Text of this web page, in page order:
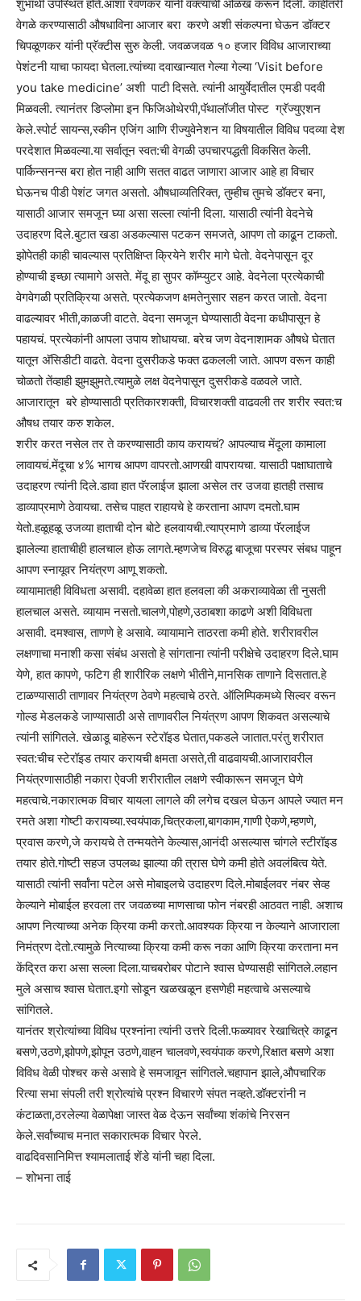
शुभार्थी उपस्थित होते.आशा रेवणकर यांनी वक्त्यांची ओळख करून दिली. काहीतरी
वेगळे करण्यासाठी औषधाविना आजार बरा करणे अशी संकल्पना घेऊन डॉक्टर
चिपळूणकर यांनी प्रॅक्टीस सुरु केली. जवळजवळ १० हजार विविध आजाराच्या
पेशंटनी याचा फायदा घेतला.त्यांच्या दवाखान्यात गेल्या गेल्या ‘Visit before
you take medicine’ अशी पाटी दिसते. त्यांनी आयुर्वेदातील एमडी पदवी
मिळवली. त्यानंतर डिप्लोमा इन फिजिओथेरपी,पॅथालॉजीत पोस्ट ग्रॅज्युएशन
केले.स्पोर्ट सायन्स,स्कीन एजिंग आणि रीज्युवेनेशन या विषयातील विविध पदव्या देश
परदेशात मिळवल्या.या सर्वातून स्वत:ची वेगळी उपचारपद्धती विकसित केली.
पार्किन्सनन्स बरा होत नाही आणि सतत वाढत जाणारा आजार आहे हा विचार
घेऊनच पीडी पेशंट जगत असतो. औषधाव्यतिरिक्त, तुम्हीच तुमचे डॉक्टर बना,
यासाठी आजार समजून घ्या असा सल्ला त्यांनी दिला. यासाठी त्यांनी वेदनेचे
उदाहरण दिले.बुटात खडा अडकल्यास पटकन समजते, आपण तो काढून टाकतो.
झोपेतही काही चावल्यास प्रतिक्षिप्त क्रियेने शरीर मागे घेतो. वेदनेपासून दूर
होण्याची इच्छा त्यामागे असते. मेंदू हा सुपर कॉम्प्युटर आहे. वेदनेला प्रत्येकाची
वेगवेगळी प्रतिक्रिया असते. प्रत्येकजण क्षमतेनुसार सहन करत जातो. वेदना
वाढल्यावर भीती,काळजी वाटते. वेदना समजून घेण्यासाठी वेदना कधीपासून हे
पहायचं. प्रत्येकांनी आपला उपाय शोधायचा. बरेच जण वेदनाशामक औषधे घेतात
यातून अ‍ॅसिडीटी वाढते. वेदना दुसरीकडे फक्त ढकलली जाते. आपण वरून काही
चोळतो तेंव्हाही झुमझुमते.त्यामुळे लक्ष वेदनेपासून दुसरीकडे वळवले जाते.
आजारातून बरे होण्यासाठी प्रतिकारशक्ती, विचारशक्ती वाढवली तर शरीर स्वत:च
औषध तयार करु शकेल.
शरीर करत नसेल तर ते करण्यासाठी काय करायचं? आपल्याच मेंदूला कामाला
लावायचं.मेंदूचा ४% भागच आपण वापरतो.आणखी वापरायचा. यासाठी पक्षाघाताचे
उदाहरण त्यांनी दिले.डावा हात पॅरलाईज झाला असेल तर उजवा हातही तसाच
डाव्याप्रमाणे ठेवायचा. तसेच पाहत राहायचे हे करताना आपण दमतो.घाम
येतो.हळूहळू उजव्या हाताची दोन बोटे हलवायची.त्याप्रमाणे डाव्या पॅरलाईज
झालेल्या हाताचीही हालचाल होऊ लागते.म्हणजेच विरुद्ध बाजूचा परस्पर संबध पाहून
आपण स्नायूवर नियंत्रण आणू शकतो.
व्यायामातही विविधता असावी. दहावेळा हात हलवला की अकराव्यावेळा ती नुसती
हालचाल असते. व्यायाम नसतो.चालणे,पोहणे,उठाबशा काढणे अशी विविधता
असावी. दमश्वास, ताणणे हे असावे. व्यायामाने ताठरता कमी होते. शरीरावरील
लक्षणाचा मनाशी कसा संबंध असतो हे सांगताना त्यांनी परीक्षेचे उदाहरण दिले.घाम
येणे, हात कापणे, फटिग ही शारीरिक लक्षणे भीतीने,मानसिक ताणाने दिसतात.हे
टाळण्यासाठी ताणावर नियंत्रण ठेवणे महत्वाचे ठरते. ऑलिम्पिकमध्ये सिल्वर वरून
गोल्ड मेडलकडे जाण्यासाठी असे ताणावरील नियंत्रण आपण शिकवत असल्याचे
त्यांनी सांगितले. खेळाडू बाहेरून स्टेरॉइड घेतात,पकडले जातात.परंतु शरीरात
स्वत:चीच स्टेरॉइड तयार करायची क्षमता असते,ती वाढवायची.आजारावरील
नियंत्रणासाठीही नकारा ऐवजी शरीरातील लक्षणे स्वीकारून समजून घेणे
महत्वाचे.नकारात्मक विचार यायला लागले की लगेच दखल घेऊन आपले ज्यात मन
रमते अशा गोष्टी करायच्या.स्वयंपाक,चित्रकला,बागकाम,गाणी ऐकणे,म्हणणे,
प्रवास करणे,जे करायचे ते तन्मयतेने केल्यास,आनंदी असल्यास चांगले स्टीरॉइड
तयार होते.गोष्टी सहज उपलब्ध झाल्या की त्रास घेणे कमी होते अवलंबित्व येते.
यासाठी त्यांनी सर्वांना पटेल असे मोबाइलचे उदाहरण दिले.मोबाईलवर नंबर सेव्ह
केल्याने मोबाईल हरवला तर जवळच्या माणसाचा फोन नंबरही आठवत नाही. अशाच
आपण नित्याच्या अनेक क्रिया कमी करतो.आवश्यक क्रिया न केल्याने आजाराला
निमंत्रण देतो.त्यामुळे नित्याच्या क्रिया कमी करू नका आणि क्रिया करताना मन
केंद्रित करा असा सल्ला दिला.याचबरोबर पोटाने श्वास घेण्यासही सांगितले.लहान
मुले असाच श्वास घेतात.इगो सोडून खळखळून हसणेही महत्वाचे असल्याचे
सांगितले.
यानंतर श्रोत्यांच्या विविध प्रश्नांना त्यांनी उत्तरे दिली.फळ्यावर रेखाचित्रे काढून
बसणे,उठणे,झोपणे,झोपून उठणे,वाहन चालवणे,स्वयंपाक करणे,रिक्षात बसणे अशा
विविध वेळी पोश्चर कसे असावे हे समजावून सांगितले.चहापान झाले,औपचारिक
रित्या सभा संपली तरी श्रोत्यांचे प्रश्न विचारणे संपत नव्हते.डॉक्टरांनी न
कंटाळता,ठरलेल्या वेळापेक्षा जास्त वेळ देऊन सर्वांच्या शंकांचे निरसन
केले.सर्वांच्याच मनात सकारात्मक विचार पेरले.
वाढदिवसानिमित्त श्यामलाताई शेंडे यांनी चहा दिला.
– शोभना ताई